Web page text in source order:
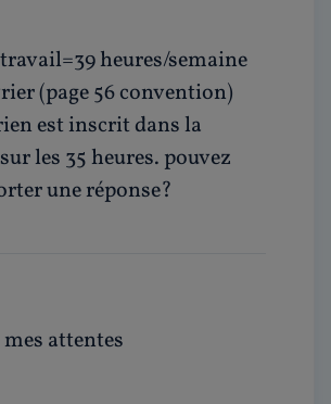
heures/semaine
(page 56 convention)
est inscrit dans la
les 35 heures. pouvez
une réponse?
attentes